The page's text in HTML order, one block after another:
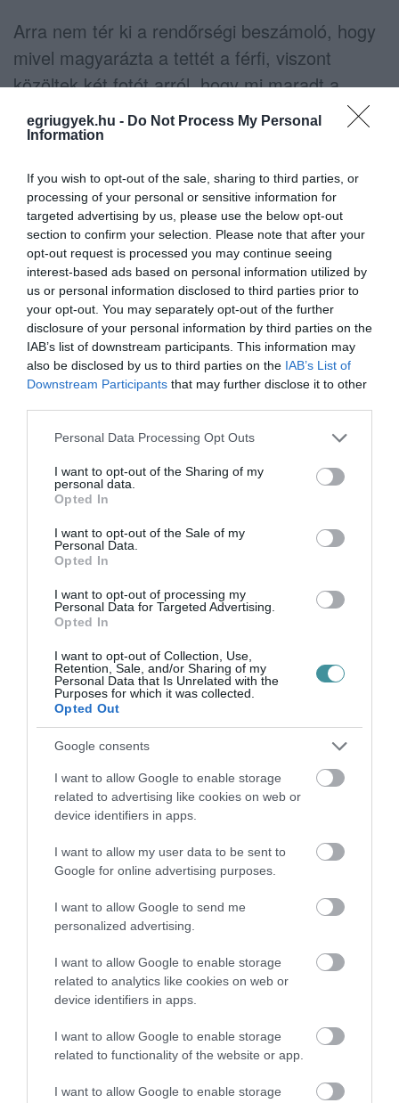
egriugyek.hu - Do Not Process My Personal
Information
If you wish to opt-out of the sale, sharing to third parties, or
processing of your personal or sensitive information for
targeted advertising by us, please use the below opt-out
section to confirm your selection. Please note that after your
opt-out request is processed you may continue seeing
interest-based ads based on personal information utilized by
us or personal information disclosed to third parties prior to
your opt-out. You may separately opt-out of the further
disclosure of your personal information by third parties on the
IAB’s list of downstream participants. This information may
also be disclosed by us to third parties on the IAB’s List of
Downstream Participants that may further disclose it to other
Please note that this website/app uses one or more Google
not limited to your visit or usage behaviour. You may click to
grant or deny consent to Google and its third-party tags to
use your data for below specified purposes in below Google
consent section.
Personal Data Processing Opt Outs
I want to opt-out of the Sharing of my
personal data.
Opted In
I want to opt-out of the Sale of my
Personal Data.
Opted In
I want to opt-out of processing my
Personal Data for Targeted Advertising.
Opted In
I want to opt-out of Collection, Use,
Retention, Sale, and/or Sharing of my
Personal Data that Is Unrelated with the
Purposes for which it was collected.
Opted Out
Google consents
I want to allow Google to enable storage
related to advertising like cookies on web or
device identifiers in apps.
I want to allow my user data to be sent to
Google for online advertising purposes.
I want to allow Google to send me
personalized advertising.
I want to allow Google to enable storage
related to analytics like cookies on web or
device identifiers in apps.
I want to allow Google to enable storage
related to functionality of the website or app.
I want to allow Google to enable storage
Arra nem tér ki a rendőrségi beszámoló, hogy
mivel magyarázta a tettét a férfi, viszont
közöltek két fotót arról, hogy mi maradt a
tombolása után:
Ne maradjon le a legfrissebb hírekről, kövessen
bennünket az EGRI ÜGYEK Google Hírek oldalán!
VISSZA A FŐOLDALRA
Legfrissebb híreink
2026. augusztus 05
LEGNAGYOBB BORÜNNEPE: AUGUSZT...
2026. augusztus 05|Programok
BIZTOSÍTOTTÁK BE A PÉNZCSAPHOZ...
2026. augusztus 05 Mindenki ügye
SIOR: RAJZOK HAZA 98.
2026. augusztus 05
ÉJSZAKAI PERMETEZÉS KEZDŐDIK
EGERBEN A VADGESZTENYE- ÉS P...
2026. augusztus 05
KAPITÁNY: STABIL MARADT AZ ORSZÁG
2026. augusztus 05|Mindenki ügye
KÖZMÉDIÁSOK ÉVEKIG GYŰJTÖTTÉK A
2026. augusztus 05|Mindenki ügye
2026. augusztus 05|Mindenki ügye